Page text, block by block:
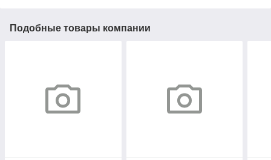
Подобные товары компании